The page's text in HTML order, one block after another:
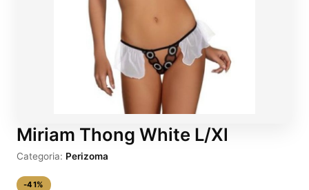
Miriam Thong White L/Xl
Categoria: Perizoma
-41%